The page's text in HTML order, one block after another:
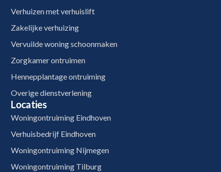
Verhuizen met verhuislift
Zakelijke verhuizing
Vervuilde woning schoonmaken
Zorgkamer ontruimen
Hennepplantage ontruiming
Overige dienstverlening
Locaties
Woningontruiming Eindhoven
Verhuisbedrijf Eindhoven
Woningontruiming Nijmegen
Woningontruiming Tilburg